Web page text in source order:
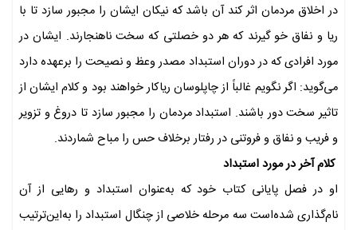
در اخلاق مردمان اثر کند آن باشد که نیکان ایشان را مجبور سازد تا با
ریا و نفاق خو گیرند که هر دو خصلتی که سخت ناهنجارند. ایشان در
مورد افرادی که در دوران استبداد مصدر وعظ و نصیحت را برعهده دارد
می‌گوید: اگر نگویم غالباً از چاپلوسان ریاکار خواهند بود و کلام ایشان از
تاثیر سخت دور باشند. استبداد مردمان را مجبور سازد تا دروغ و تزویر
و فریب و نفاق و فروتنی در رفتار برخلاف حس را مباح شماردند.
کلام آخر در مورد استبداد
او در فصل پایانی کتاب خود که به‌عنوان استبداد و رهایی از آن
نام‌گذاری شده‌است سه مرحله خلاصی از چنگال استبداد را به‌این‌ترتیب